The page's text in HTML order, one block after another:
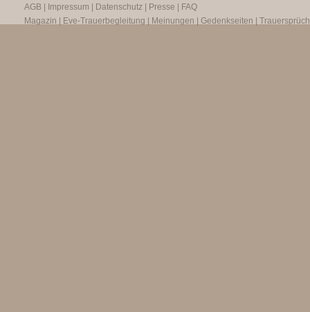
AGB
Impressum Datenschutz Presse
FAQ
Magazin
Eve-Trauerbegleitung Meinungen Gedenkseiten